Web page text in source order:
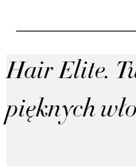
Hair Elite.
pięknych